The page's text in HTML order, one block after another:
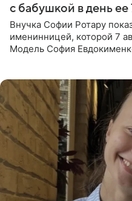
с бабушкой в день ее
Внучка Софии Ротару
именинницей, которой 7
Модель София